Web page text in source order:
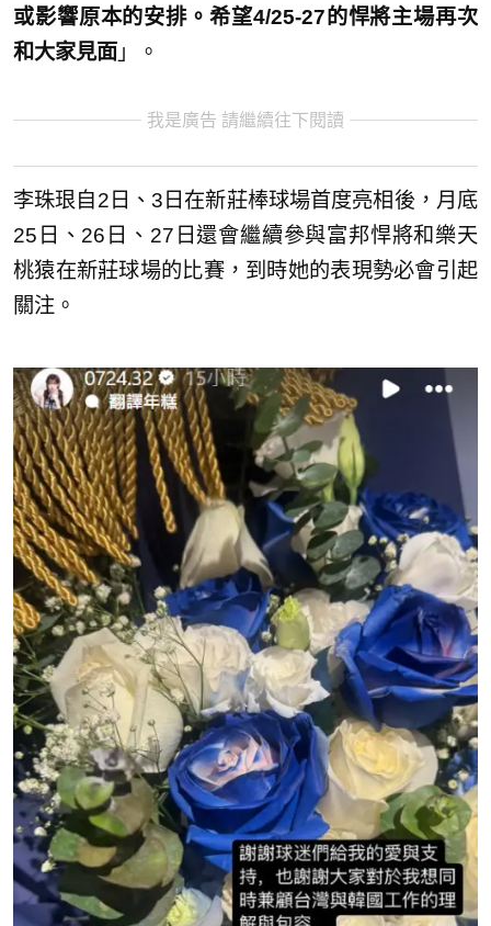
或影響原本的安排。希望4/25-27的悍將主場再次
和大家見面 」。
我是廣告 請繼續往下閱讀
李珠珢自2日、3日在新莊棒球場首度亮相後，月底
25日、26日、27日還會繼續參與富邦悍將和樂天
桃猿在新莊球場的比賽，到時她的表現勢必會引起
關注。